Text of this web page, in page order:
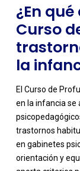
¿En
Curso
la
El Curso de
en la infancia se
trastornos
en gabinetes
orientación y
-